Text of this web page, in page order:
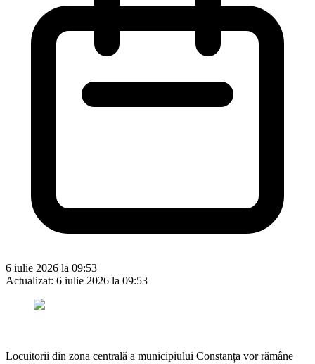
6 iulie 2026 la 09:53
Actualizat: 6 iulie 2026 la 09:53
Locuitorii din zona centrală a municipiului Constanța vor rămâne